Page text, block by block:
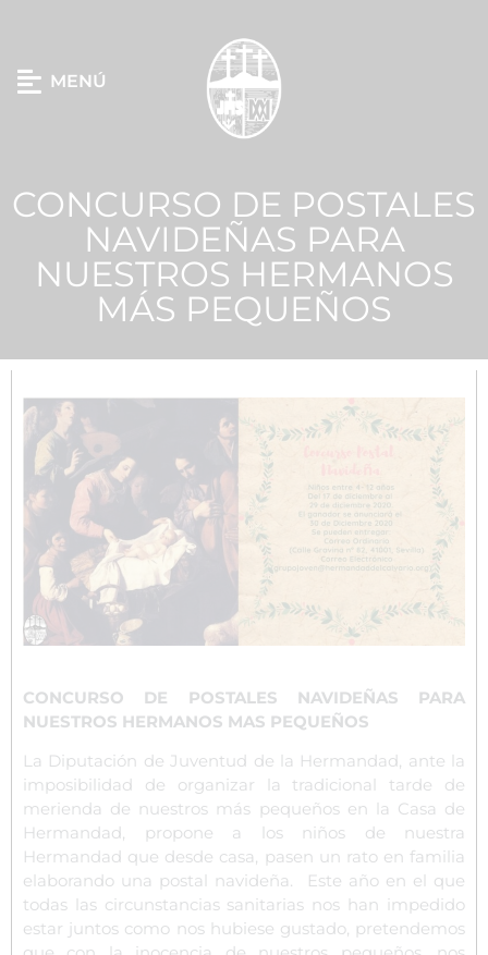
MENÚ
CONCURSO DE POSTALES
NAVIDEÑAS PARA
NUESTROS HERMANOS
MÁS PEQUEÑOS
CONCURSO DE POSTALES NAVIDEÑAS PARA
NUESTROS HERMANOS MAS PEQUEÑOS
La Diputación de Juventud de la Hermandad, ante la
imposibilidad de organizar la tradicional tarde de
merienda de nuestros más pequeños en la Casa de
Hermandad, propone a los niños de nuestra
Hermandad que desde casa, pasen un rato en familia
elaborando una postal navideña. Este año en el que
todas las circunstancias sanitarias nos han impedido
estar juntos como nos hubiese gustado, pretendemos